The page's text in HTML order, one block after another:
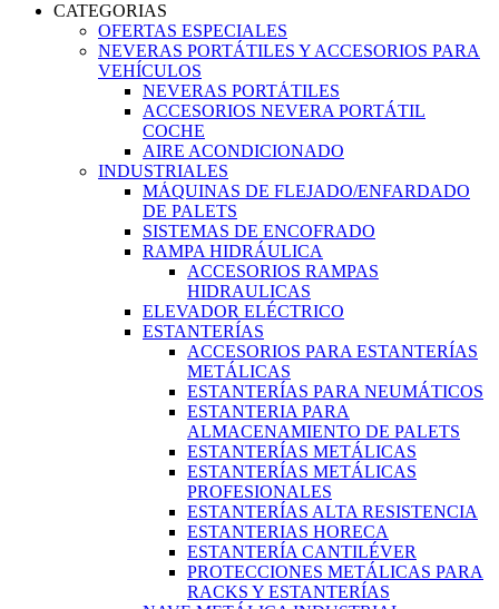
CATEGORIAS
OFERTAS ESPECIALES
NEVERAS PORTÁTILES Y ACCESORIOS PARA
VEHÍCULOS
NEVERAS PORTÁTILES
ACCESORIOS NEVERA PORTÁTIL
COCHE
AIRE ACONDICIONADO
INDUSTRIALES
MÁQUINAS DE FLEJADO/ENFARDADO
DE PALETS
SISTEMAS DE ENCOFRADO
RAMPA HIDRÁULICA
ACCESORIOS RAMPAS
HIDRAULICAS
ELEVADOR ELÉCTRICO
ESTANTERÍAS
ACCESORIOS PARA ESTANTERÍAS
METÁLICAS
ESTANTERÍAS PARA NEUMÁTICOS
ESTANTERIA PARA
ALMACENAMIENTO DE PALETS
ESTANTERÍAS METÁLICAS
ESTANTERÍAS METÁLICAS
PROFESIONALES
ESTANTERÍAS ALTA RESISTENCIA
ESTANTERIAS HORECA
ESTANTERÍA CANTILÉVER
PROTECCIONES METÁLICAS PARA
RACKS Y ESTANTERÍAS